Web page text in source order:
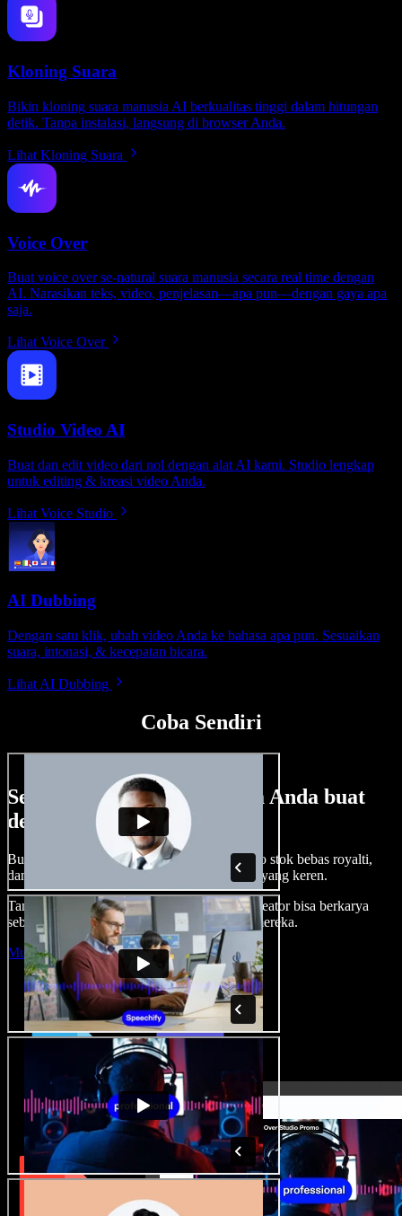
Kloning Suara
Bikin kloning suara manusia AI berkualitas tinggi dalam hitungan
detik. Tanpa instalasi, langsung di browser Anda.
Lihat Kloning Suara
Voice Over
Buat voice over se-natural suara manusia secara real time dengan
AI. Narasikan teks, video, penjelasan—apa pun—dengan gaya apa
saja.
Lihat Voice Over
Studio Video AI
Buat dan edit video dari nol dengan alat AI kami. Studio lengkap
untuk editing & kreasi video Anda.
Lihat Voice Studio
AI Dubbing
Dengan satu klik, ubah video Anda ke bahasa apa pun. Sesuaikan
suara, intonasi, & kecepatan bicara.
Lihat AI Dubbing
Coba Sendiri
Sedikit contoh hal yang bisa Anda buat
dengan Speechify Studio.
Buat voice over, tambah gambar, audio, video stok bebas royalti,
dan kloning suara untuk proyek audio-video yang keren.
Tanpa kurva belajar, semua dari browser—kreator bisa berkarya
sebebas mungkin dan wujudkan ide kreatif mereka.
Mulai Studio